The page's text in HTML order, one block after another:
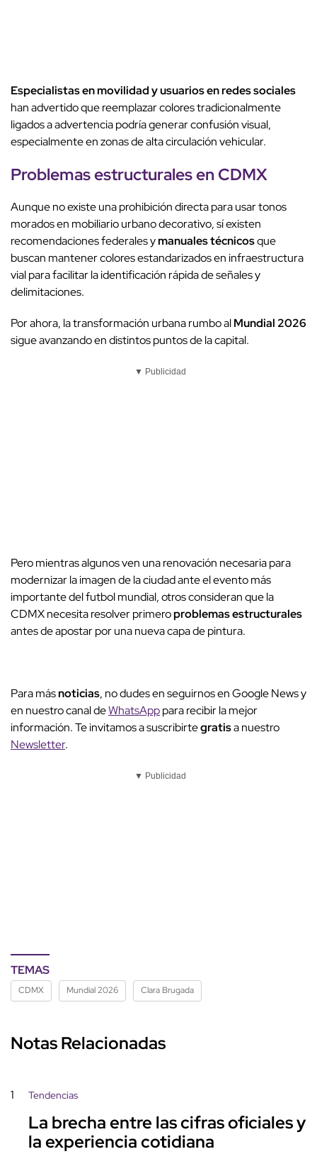
Especialistas en movilidad y usuarios en redes sociales
han advertido que reemplazar colores tradicionalmente
ligados a advertencia podría generar confusión visual,
especialmente en zonas de alta circulación vehicular.
Problemas estructurales en CDMX
Aunque no existe una prohibición directa para usar tonos
morados en mobiliario urbano decorativo, sí existen
recomendaciones federales ymanuales técnicosque
buscan mantener colores estandarizados en infraestructura
vial para facilitar la identificación rápida de señales y
delimitaciones.
Por ahora, la transformación urbana rumbo alMundial 2026
sigue avanzando en distintos puntos de la capital.
▼ Publicidad
Pero mientras algunos ven una renovación necesaria para
modernizar la imagen de la ciudad ante el evento más
importante del futbol mundial, otros consideran que la
CDMX necesita resolver primeroproblemas estructurales
antes de apostar por una nueva capa de pintura.
Para másnoticias, no dudes en seguirnos en Google News y
en nuestro canal deWhatsApppara recibir la mejor
información. Te invitamos a suscribirtegratisa nuestro
Newsletter.
▼ Publicidad
TEMAS
CDMX Mundial 2026 Clara Brugada
Notas Relacionadas
1 Tendencias
La brecha entre las cifras oficiales y
la experiencia cotidiana